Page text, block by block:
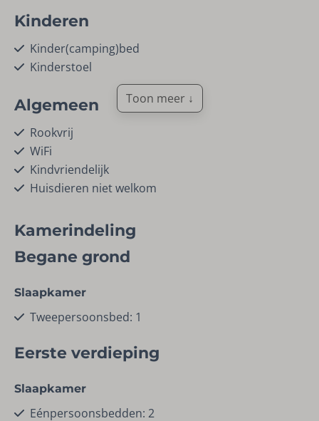
Kinderen
Kinder(camping)bed
Kinderstoel
Algemeen
Rookvrij
WiFi
Kindvriendelijk
Huisdieren niet welkom
Faciliteiten
Stofzuiger
Schoonmaakmiddelen
Ligging
Afstand tot skipiste (km): 5
Woonruimte
Toon meer ↓
Kamerindeling
Begane grond
Slaapkamer
Tweepersoonsbed: 1
Eerste verdieping
Slaapkamer
Eénpersoonsbedden: 2